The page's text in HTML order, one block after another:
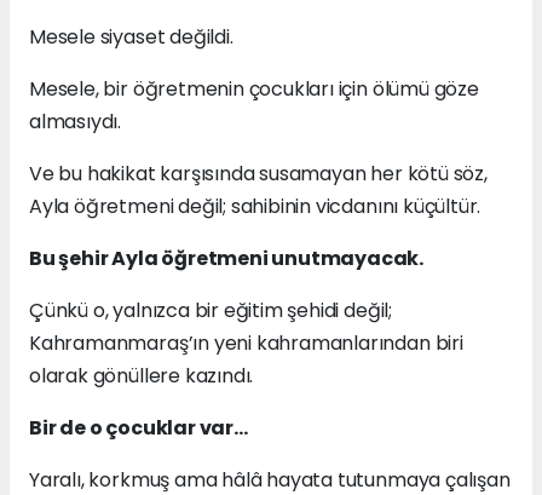
Mesele siyaset değildi.
Mesele, bir öğretmenin çocukları için ölümü göze
almasıydı.
Ve bu hakikat karşısında susamayan her kötü söz,
Ayla öğretmeni değil; sahibinin vicdanını küçültür.
Bu şehir Ayla öğretmeni unutmayacak.
Çünkü o, yalnızca bir eğitim şehidi değil;
Kahramanmaraş’ın yeni kahramanlarından biri
olarak gönüllere kazındı.
Bir de o çocuklar var…
Yaralı, korkmuş ama hâlâ hayata tutunmaya çalışan